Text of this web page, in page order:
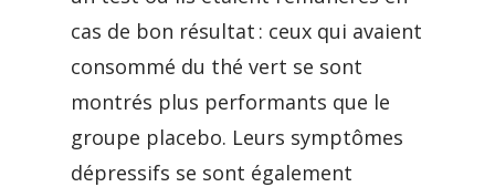
cas de bon résultat : ceux qui avaient
consommé du thé vert se sont
montrés plus performants que le
groupe placebo. Leurs symptômes
dépressifs se sont également